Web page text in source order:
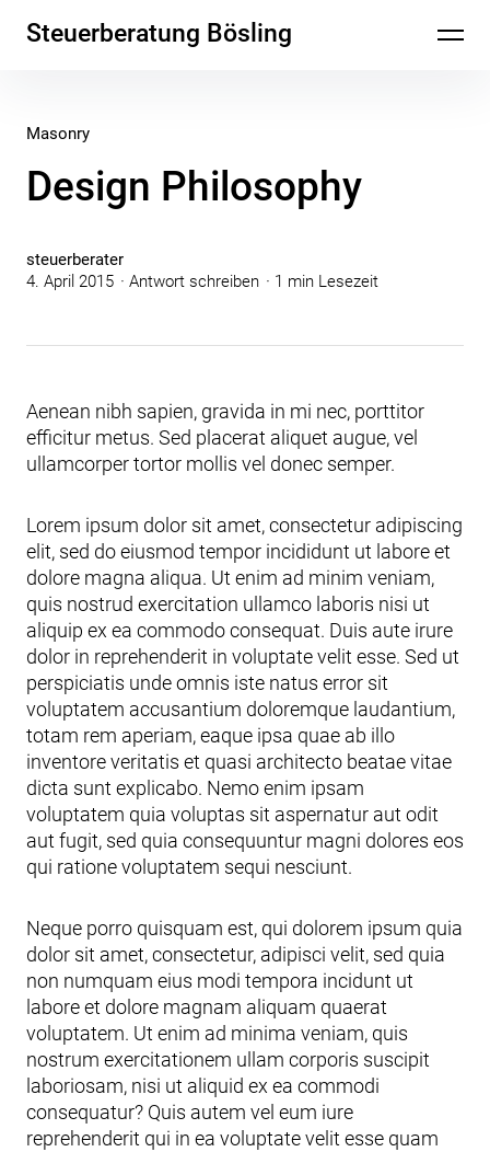
überspringen
Steuerberatung Bösling
Masonry
Design Philosophy
steuerberater
4. April 2015
Antwort schreiben 1 min Lesezeit
Aenean nibh sapien, gravida in mi nec, porttitor
efficitur metus. Sed placerat aliquet augue, vel
ullamcorper tortor mollis vel donec semper.
Lorem ipsum dolor sit amet, consectetur adipiscing
elit, sed do eiusmod tempor incididunt ut labore et
dolore magna aliqua. Ut enim ad minim veniam,
quis nostrud exercitation ullamco laboris nisi ut
aliquip ex ea commodo consequat. Duis aute irure
dolor in reprehenderit in voluptate velit esse. Sed ut
perspiciatis unde omnis iste natus error sit
voluptatem accusantium doloremque laudantium,
totam rem aperiam, eaque ipsa quae ab illo
inventore veritatis et quasi architecto beatae vitae
dicta sunt explicabo. Nemo enim ipsam
voluptatem quia voluptas sit aspernatur aut odit
aut fugit, sed quia consequuntur magni dolores eos
qui ratione voluptatem sequi nesciunt.
Neque porro quisquam est, qui dolorem ipsum quia
dolor sit amet, consectetur, adipisci velit, sed quia
non numquam eius modi tempora incidunt ut
labore et dolore magnam aliquam quaerat
voluptatem. Ut enim ad minima veniam, quis
nostrum exercitationem ullam corporis suscipit
laboriosam, nisi ut aliquid ex ea commodi
consequatur? Quis autem vel eum iure
reprehenderit qui in ea voluptate velit esse quam